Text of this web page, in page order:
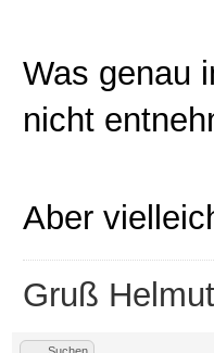
Was genau
nicht
Aber
Gruß Helmut